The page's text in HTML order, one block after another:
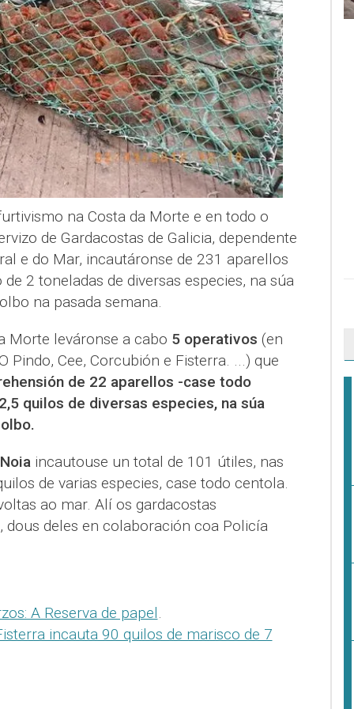
na Costa da Morte e en todo o
de Gardacostas de Galicia, dependente
e do Mar, incautáronse de 231 aparellos
2 toneladas de diversas especies, na súa
na pasada semana.
Morte leváronse a cabo 5 operativos (en
Pindo, Cee, Corcubión e Fisterra. ...) que
de 22 aparellos -case todo
quilos de diversas especies, na súa
incautouse un total de 101 útiles, nas
de varias especies, case todo centola.
ao mar. Alí os gardacostas
dous deles en colaboración coa Policía
A Reserva de papel.
incauta 90 quilos de marisco de 7